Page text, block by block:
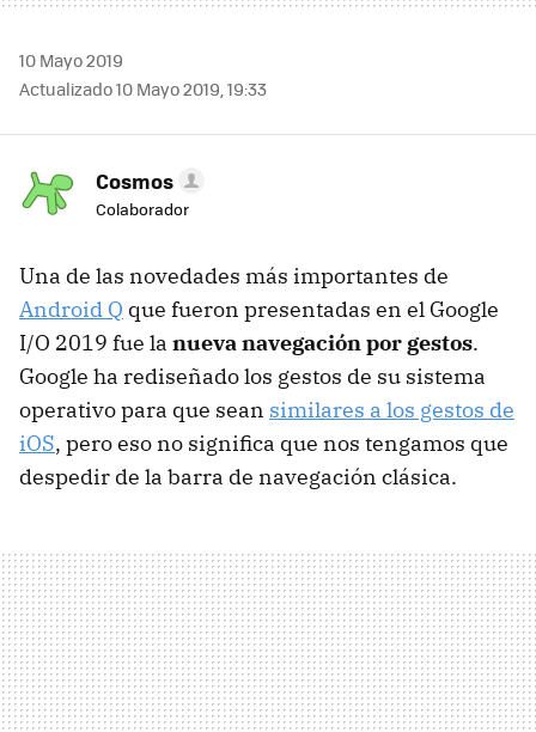
10 Mayo 2019
Actualizado 10 Mayo 2019, 19:33
Cosmos
Colaborador
Una de las novedades más importantes de
Android Q que fueron presentadas en el Google
I/O 2019 fue la nueva navegación por gestos.
Google ha rediseñado los gestos de su sistema
operativo para que sean similares a los gestos de
iOS, pero eso no significa que nos tengamos que
despedir de la barra de navegación clásica.